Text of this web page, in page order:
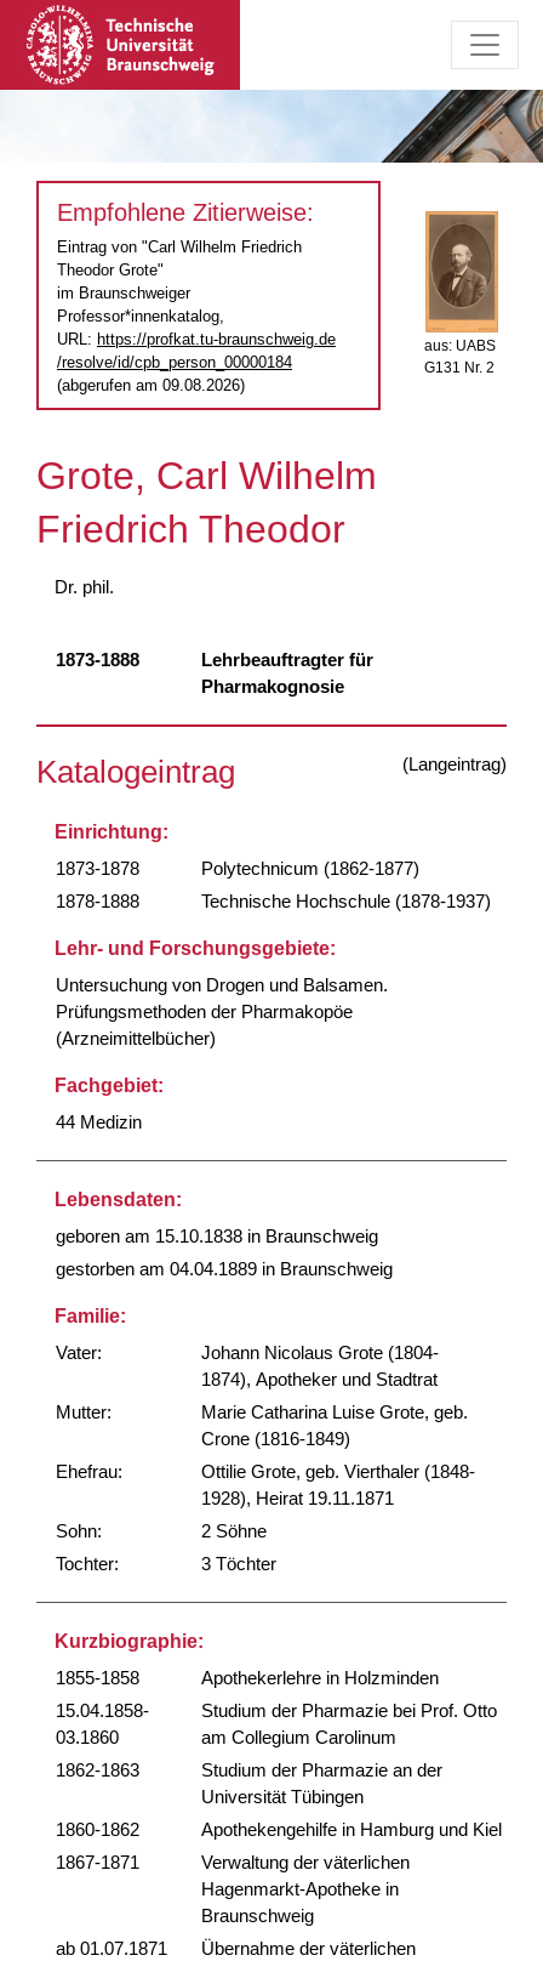
Empfohlene Zitierweise:
Eintrag von "Carl Wilhelm Friedrich
Theodor Grote"
im Braunschweiger
Professor*innenkatalog,
URL: https://profkat.tu-braunschweig.de
/resolve/id/cpb_person_00000184
(abgerufen am 09.08.2026)
Grote, Carl Wilhelm
Friedrich Theodor
Dr. phil.
1873-1888
Lehrbeauftragter für
Pharmakognosie
aus: UABS
G131 Nr. 2
(Langeintrag)
Katalogeintrag
Einrichtung:
1873-1878
Polytechnicum (1862-1877)
1878-1888
Technische Hochschule (1878-1937)
Lehr- und Forschungsgebiete:
Untersuchung von Drogen und Balsamen.
Prüfungsmethoden der Pharmakopöe
(Arzneimittelbücher)
Fachgebiet:
44 Medizin
Lebensdaten:
geboren am 15.10.1838 in Braunschweig
gestorben am 04.04.1889 in Braunschweig
Familie:
Vater:
Johann Nicolaus Grote (1804-
1874), Apotheker und Stadtrat
Mutter:
Marie Catharina Luise Grote, geb.
Crone (1816-1849)
Ehefrau:
Ottilie Grote, geb. Vierthaler (1848-
1928), Heirat 19.11.1871
Sohn:
2 Söhne
Tochter:
3 Töchter
Kurzbiographie:
1855-1858
Apothekerlehre in Holzminden
15.04.1858-
03.1860
Studium der Pharmazie bei Prof. Otto
am Collegium Carolinum
1862-1863
Studium der Pharmazie an der
Universität Tübingen
1860-1862
Apothekengehilfe in Hamburg und Kiel
1867-1871
Verwaltung der väterlichen
Hagenmarkt-Apotheke in
Braunschweig
ab 01.07.1871
Übernahme der väterlichen